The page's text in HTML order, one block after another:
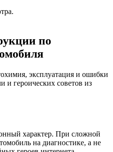
по
эксплуатация и ошибки
и героических советов из
характер. При сложной
на диагностике, а не